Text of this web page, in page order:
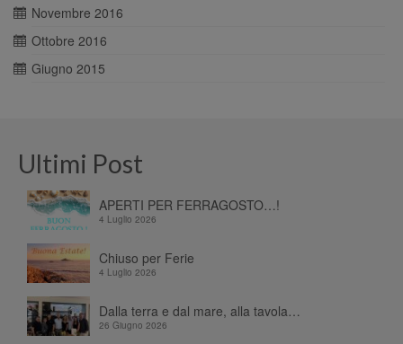
Novembre 2016
Ottobre 2016
Giugno 2015
Ultimi Post
APERTI PER FERRAGOSTO…!
4 Luglio 2026
Chiuso per Ferie
4 Luglio 2026
Dalla terra e dal mare, alla tavola…
26 Giugno 2026